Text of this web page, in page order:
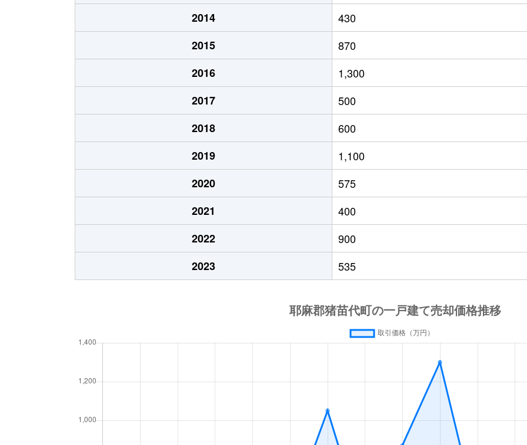
2014
430
2015
870
2016
1,300
2017
500
2018
600
2019
1,100
2020
575
2021
400
2022
900
2023
535